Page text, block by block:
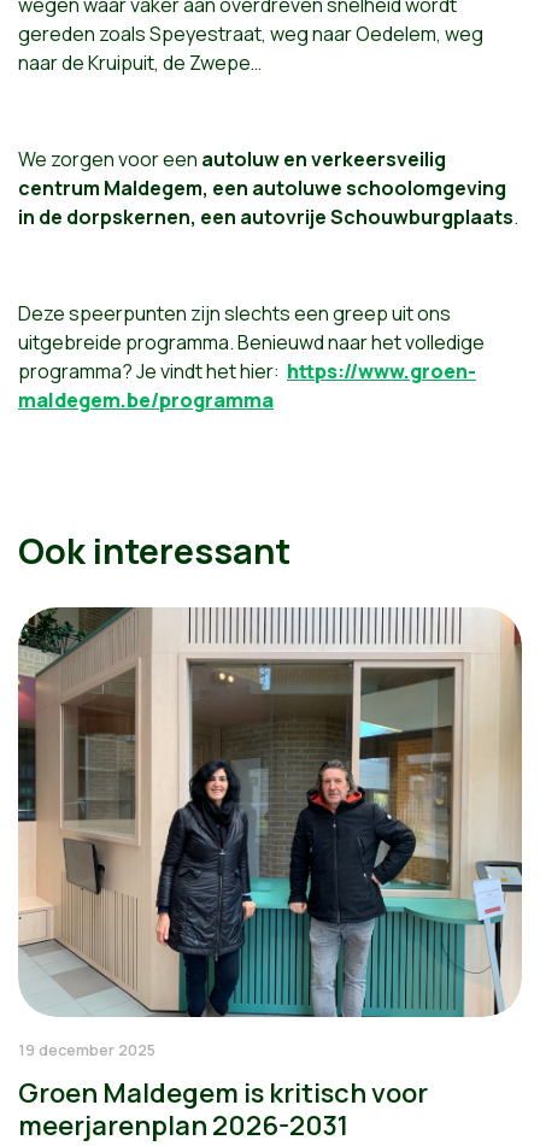
gereden zoals Speyestraat, weg naar Oedelem, weg
naar de Kruipuit, de Zwepe…
We zorgen voor een autoluw en verkeersveilig
centrum Maldegem, een autoluwe schoolomgeving
in de dorpskernen, een autovrije Schouwburgplaats.
Deze speerpunten zijn slechts een greep uit ons
uitgebreide programma. Benieuwd naar het volledige
programma? Je vindt het hier: https://www.groen-
maldegem.be/programma
Ook interessant
19 december 2025
Groen Maldegem is kritisch voor
meerjarenplan 2026-2031